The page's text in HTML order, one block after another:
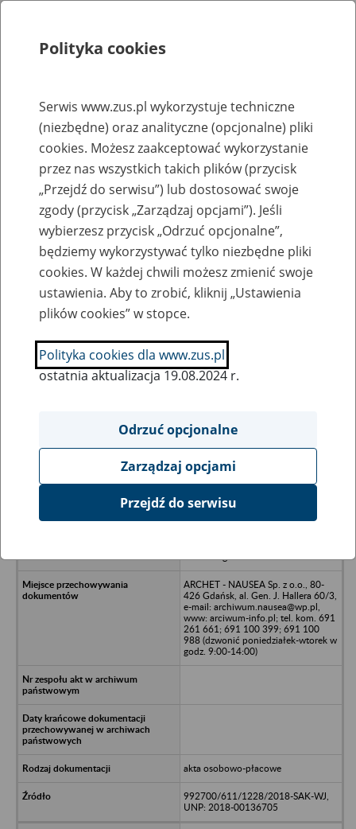
Rejestry, ewidencje i archiwa
Baza zlikwidowanych lub
przekształconych zakładów pracy
Nazwa zakładu pracy:
SZUKAJ
Ukryj wszystkie pozycje bazy
Powiatowa Spółdzielnia Pracy Usług
ARCHET - NAUSEA Sp. z o.o., 80-
426 Gdańsk, al. Gen. J. Hallera 60/3,
e-mail: archiwum.nausea@wp.pl,
www: arciwum-info.pl; tel. kom. 691
261 661; 691 100 399; 691 100
988 (dzwonić poniedziałek-wtorek w
godz. 9:00-14:00)
akta osobowo-płacowe
992700/611/1228/2018-SAK-WJ,
UNP: 2018-00136705
Polityka cookies
Serwis www.zus.pl wykorzystuje techniczne
(niezbędne) oraz analityczne (opcjonalne) pliki
cookies. Możesz zaakceptować wykorzystanie
przez nas wszystkich takich plików (przycisk
„Przejdź do serwisu”) lub dostosować swoje
zgody (przycisk „Zarządzaj opcjami”). Jeśli
wybierzesz przycisk „Odrzuć opcjonalne”,
będziemy wykorzystywać tylko niezbędne pliki
cookies. W każdej chwili możesz zmienić swoje
ustawienia. Aby to zrobić, kliknij „Ustawienia
plików cookies” w stopce.
Polityka cookies dla www.zus.pl
ostatnia aktualizacja 19.08.2024 r.
Odrzuć opcjonalne
Zarządzaj opcjami
Przejdź do serwisu